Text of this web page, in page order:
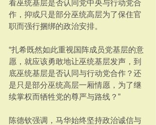
看巫统基层是否认同党中央与行动党合
作，抑或只是部分巫统高层为了保住官
职而强行捆绑的政治安排。
“扎希既然如此重视国阵成员党基层的意
愿，就应该勇敢地让巫统基层发声，到
底巫统基层是否认同与行动党合作？还
是只是部分巫统高层一厢情愿，为了继
续掌权而牺牲党的尊严与路线？”
陈德钦强调，马华始终坚持政治诚信与